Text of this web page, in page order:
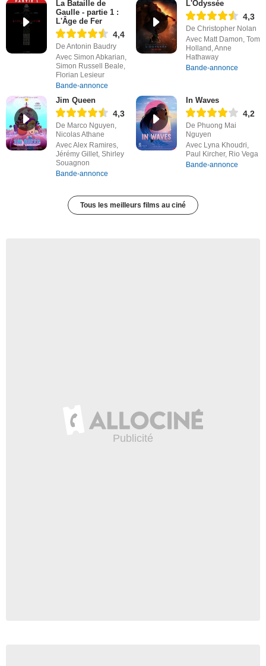
La Bataille de
Gaulle - partie 1 :
L'Âge de Fer
4,4
De Antonin Baudry
Avec Simon Abkarian,
Simon Russell Beale,
Florian Lesieur
Bande-annonce
L'Odyssée
4,3
De Christopher Nolan
Avec Matt Damon, Tom
Holland, Anne
Hathaway
Bande-annonce
Jim Queen
4,3
De Marco Nguyen,
Nicolas Athane
Avec Alex Ramires,
Jérémy Gillet, Shirley
Souagnon
Bande-annonce
In Waves
4,2
De Phuong Mai
Nguyen
Avec Lyna Khoudri,
Paul Kircher, Rio Vega
Bande-annonce
Tous les meilleurs films au ciné